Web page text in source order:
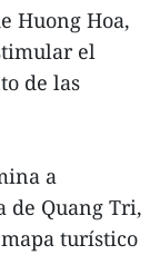
Huong Hoa,
el
de las
a
de Quang Tri,
turístico